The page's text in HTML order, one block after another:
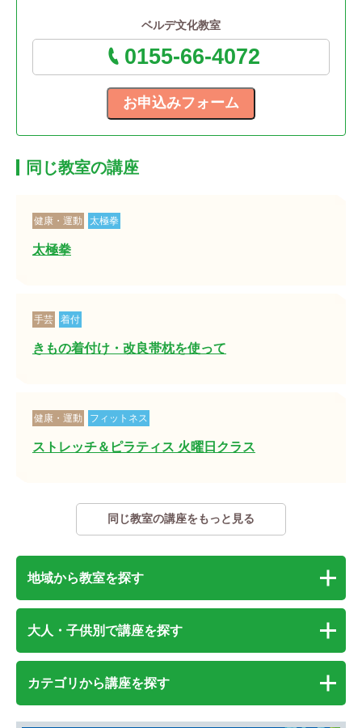
ベルデ文化教室
0155-66-4072
同じ教室の講座
健康・運動 太極拳
太極拳
手芸 着付
きもの着付け・改良帯枕を使って
健康・運動 フィットネス
ストレッチ＆ピラティス 火曜日クラス
同じ教室の講座をもっと見る
地域から教室を探す
大人・子供別で講座を探す
カテゴリから講座を探す